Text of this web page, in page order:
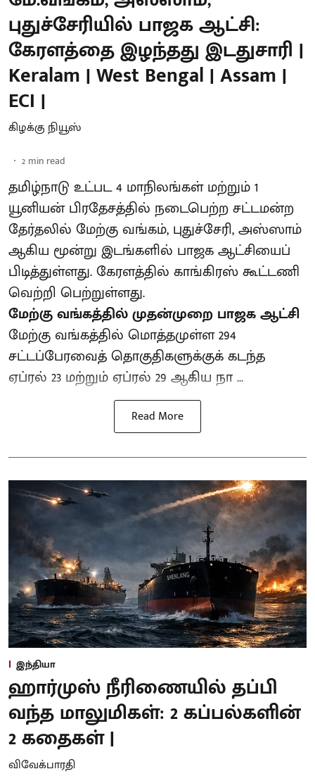
புதுச்சேரியில் பாஜக ஆட்சி:
கேரளத்தை இழந்தது இடதுசாரி |
Keralam | West Bengal | Assam |
ECI |
கிழக்கு நியூஸ்
2 min read
தமிழ்நாடு உட்பட 4 மாநிலங்கள் மற்றும் 1
யூனியன் பிரதேசத்தில் நடைபெற்ற சட்டமன்ற
தேர்தலில் மேற்கு வங்கம், புதுச்சேரி, அஸ்ஸாம்
ஆகிய மூன்று இடங்களில் பாஜக ஆட்சியைப்
பிடித்துள்ளது. கேரளத்தில் காங்கிரஸ் கூட்டணி
வெற்றி பெற்றுள்ளது.
மேற்கு வங்கத்தில் முதன்முறை பாஜக ஆட்சி
மேற்கு வங்கத்தில் மொத்தமுள்ள 294
சட்டப்பேரவைத் தொகுதிகளுக்குக் கடந்த
ஏப்ரல் 23 மற்றும் ஏப்ரல் 29 ஆகிய நா ...
Read More
இந்தியா
ஹார்முஸ் நீரிணையில் தப்பி
வந்த மாலுமிகள்: 2 கப்பல்களின்
2 கதைகள் |
விவேக்பாரதி